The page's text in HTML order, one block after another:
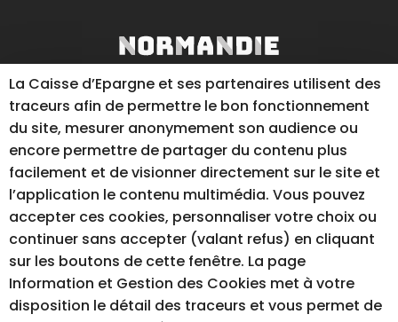
La Caisse d’Epargne et ses partenaires utilisent des
traceurs afin de permettre le bon fonctionnement
du site, mesurer anonymement son audience ou
encore permettre de partager du contenu plus
facilement et de visionner directement sur le site et
l’application le contenu multimédia. Vous pouvez
accepter ces cookies, personnaliser votre choix ou
continuer sans accepter (valant refus) en cliquant
sur les boutons de cette fenêtre. La page
Information et Gestion des Cookies met à votre
disposition le détail des traceurs et vous permet de